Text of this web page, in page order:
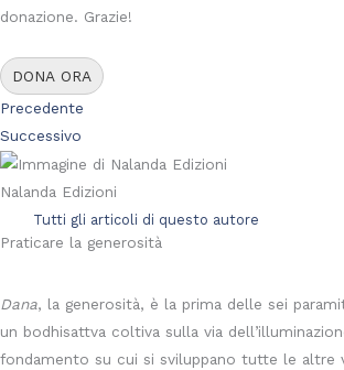
donazione. Grazie!
DONA ORA
Precedente
Successivo
Nalanda Edizioni
Tutti gli articoli di questo autore
Praticare la generosità
Dana, la generosità, è la prima delle sei
un bodhisattva coltiva sulla via
fondamento su cui si sviluppano tutte le altre